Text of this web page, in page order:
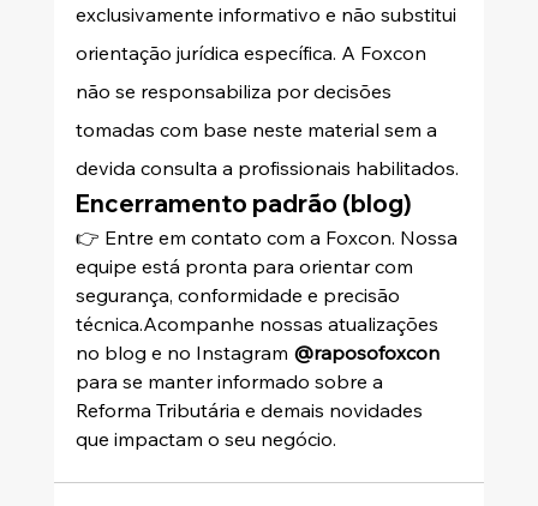
exclusivamente informativo e não substitui
orientação jurídica específica. A Foxcon
não se responsabiliza por decisões
tomadas com base neste material sem a
devida consulta a profissionais habilitados.
Encerramento padrão (blog)
👉 Entre em contato com a Foxcon. Nossa
equipe está pronta para orientar com
segurança, conformidade e precisão
técnica.Acompanhe nossas atualizações
no blog e no Instagram @raposofoxcon
para se manter informado sobre a
Reforma Tributária e demais novidades
que impactam o seu negócio.